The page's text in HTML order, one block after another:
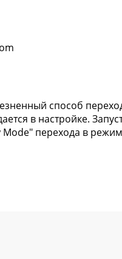
способ
в настройке.
перехода в